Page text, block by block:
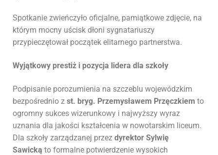
Spotkanie zwieńczyło oficjalne, pamiątkowe zdjęcie, na
którym mocny uścisk dłoni sygnatariuszy
przypieczętował początek elitarnego partnerstwa.
Wyjątkowy prestiż i pozycja lidera dla szkoły
Podpisanie porozumienia na szczeblu wojewódzkim
bezpośrednio z st. bryg. Przemysławem Przęczkiem to
ogromny sukces wizerunkowy i najwyższy wyraz
uznania dla jakości kształcenia w nowotarskim liceum.
Dla szkoły zarządzanej przez dyrektor Sylwię
Sawicką to formalne potwierdzenie wysokich